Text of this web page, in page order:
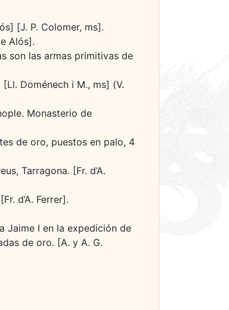
[J. P. Colomer, ms].
Alós].
son las armas primitivas de
Doménech i M., ms] (V.
Monasterio de
de oro, puestos en palo, 4
Tarragona. [Fr. d’A.
d’A. Ferrer].
Jaime I en la expedición de
de oro. [A. y A. G.